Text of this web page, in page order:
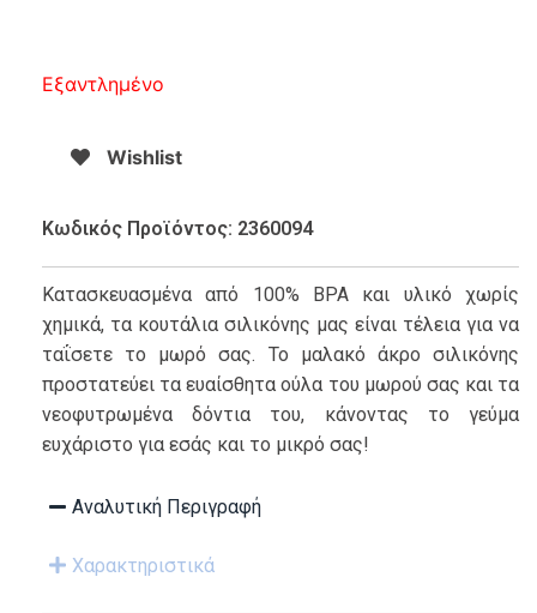
Εξαντλημένο
Wishlist
Κωδικός Προϊόντος: 2360094
Κατασκευασμένα από 100% BPA και υλικό χωρίς
χημικά, τα κουτάλια σιλικόνης μας είναι τέλεια για να
ταΐσετε το μωρό σας. Το μαλακό άκρο σιλικόνης
προστατεύει τα ευαίσθητα ούλα του μωρού σας και τα
νεοφυτρωμένα δόντια του, κάνοντας το γεύμα
ευχάριστο για εσάς και το μικρό σας!
Αναλυτική Περιγραφή
Χαρακτηριστικά